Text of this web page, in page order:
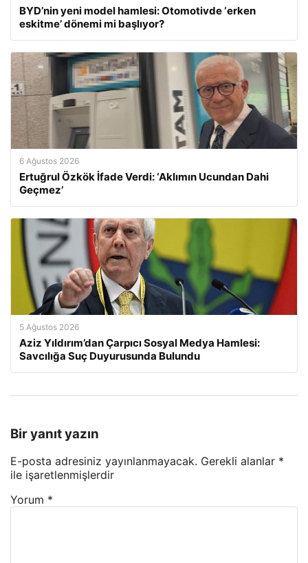
BYD’nin yeni model hamlesi: Otomotivde ‘erken
eskitme’ dönemi mi başlıyor?
6 Ağustos 2026
Ertuğrul Özkök İfade Verdi: ‘Aklımın Ucundan Dahi
Geçmez’
5 Ağustos 2026
Aziz Yıldırım’dan Çarpıcı Sosyal Medya Hamlesi:
Savcılığa Suç Duyurusunda Bulundu
Bir yanıt yazın
E-posta adresiniz yayınlanmayacak. Gerekli alanlar *
ile işaretlenmişlerdir
Yorum *